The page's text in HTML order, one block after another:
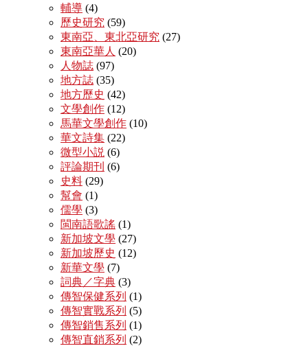
輔導 (4)
歷史研究 (59)
東南亞、東北亞研究 (27)
東南亞華人 (20)
人物誌 (97)
地方誌 (35)
地方歷史 (42)
文學創作 (12)
馬華文學創作 (10)
華文詩集 (22)
微型小説 (6)
評論期刊 (6)
史料 (29)
幫會 (1)
儒學 (3)
閩南語歌謠 (1)
新加坡文學 (27)
新加坡歷史 (12)
新華文學 (7)
詞典／字典 (3)
傳智保健系列 (1)
傳智實戰系列 (5)
傳智銷售系列 (1)
傳智直銷系列 (2)